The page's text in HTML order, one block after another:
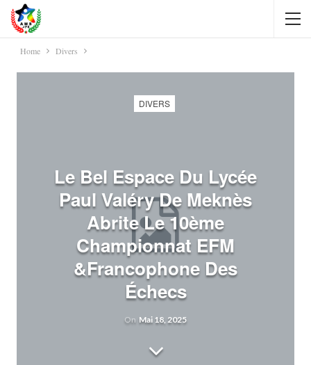
Home Divers
DIVERS
Le Bel Espace Du Lycée
Paul Valéry De Meknès
Abrite Le 10ème
Championnat EFM
&francophone Des
Échecs
On Mai 18, 2025